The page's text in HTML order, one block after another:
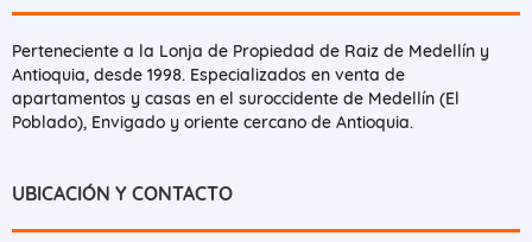
Perteneciente a la Lonja de Propiedad de Raiz de Medellín y
Antioquia, desde 1998. Especializados en venta de
apartamentos y casas en el suroccidente de Medellín (El
Poblado), Envigado y oriente cercano de Antioquia.
UBICACIÓN Y CONTACTO